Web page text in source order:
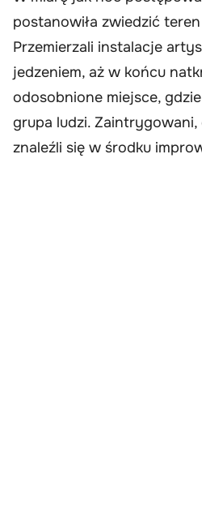
postanowiła zwiedzić
Przemierzali instalacje
jedzeniem, aż w końcu
odosobnione miejsce, gdzie
grupa ludzi.
znaleźli się w środku